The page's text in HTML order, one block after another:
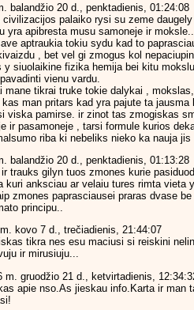
balandžio 20 d., penktadienis, 01:24:08
palaiko rysi su zeme
yra apibresta musu samoneje ir
aptraukia tokiu sydu kad to
, bet vel gi zmogus kol
y siuolaikine fizika hemija bei kitu
vienu vardu.
mane tikrai truke tokie dalykai ,
man pritars kad yra pajute ta
viska pamirse. ir zinot tas zmogiskas
ir pasamoneje , tarsi formule kurios
riba ki nebeliks nieko ka nauja
balandžio 20 d., penktadienis, 01:13:28
trauks gilyn tuos zmones kurie
kuri anksciau ar velaiu tures rimta vieta
zmones paprasciausei praras dvase
principu..
kovo 7 d., trečiadienis, 21:44:07
tikra nes esu maciusi si reiskini
ir mirusiuju...
m. gruodžio 21 d., ketvirtadienis,
apie nso.As jieskau info.Karta ir man